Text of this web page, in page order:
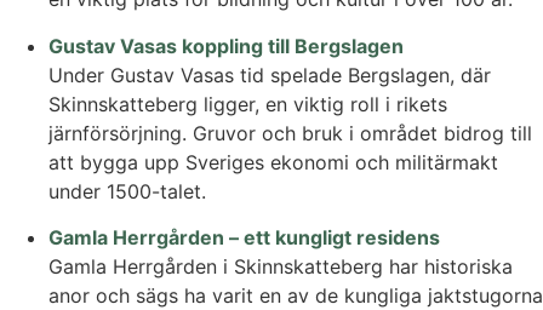
Gustav Vasas koppling till Bergslagen
Under Gustav Vasas tid spelade Bergslagen, där
Skinnskatteberg ligger, en viktig roll i rikets
järnförsörjning. Gruvor och bruk i området bidrog till
att bygga upp Sveriges ekonomi och militärmakt
under 1500-talet.
Gamla Herrgården – ett kungligt residens
Gamla Herrgården i Skinnskatteberg har historiska
anor och sägs ha varit en av de kungliga jaktstugorna